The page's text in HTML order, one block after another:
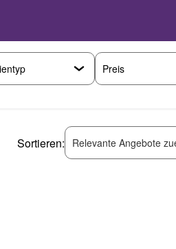
Preis
Sortieren: Relevante Angebote